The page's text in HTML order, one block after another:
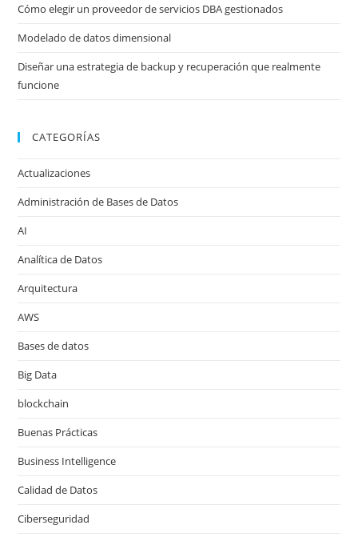
Cómo elegir un proveedor de servicios DBA gestionados
Modelado de datos dimensional
Diseñar una estrategia de backup y recuperación que realmente
funcione
CATEGORÍAS
Actualizaciones
Administración de Bases de Datos
AI
Analítica de Datos
Arquitectura
AWS
Bases de datos
Big Data
blockchain
Buenas Prácticas
Business Intelligence
Calidad de Datos
Ciberseguridad